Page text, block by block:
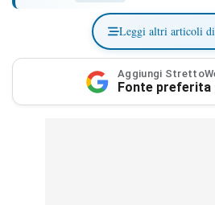
Leggi altri articoli di
Aggiungi
Fonte preferita